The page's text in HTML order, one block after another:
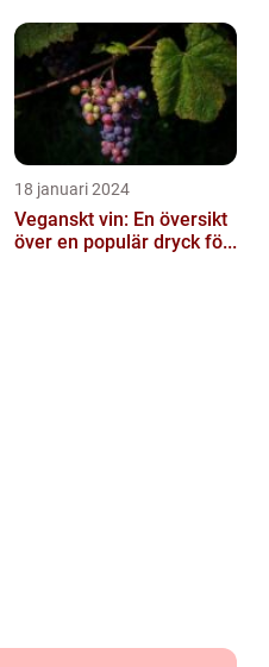
18 januari 2024
Veganskt vin: En översikt
över en populär dryck fö...